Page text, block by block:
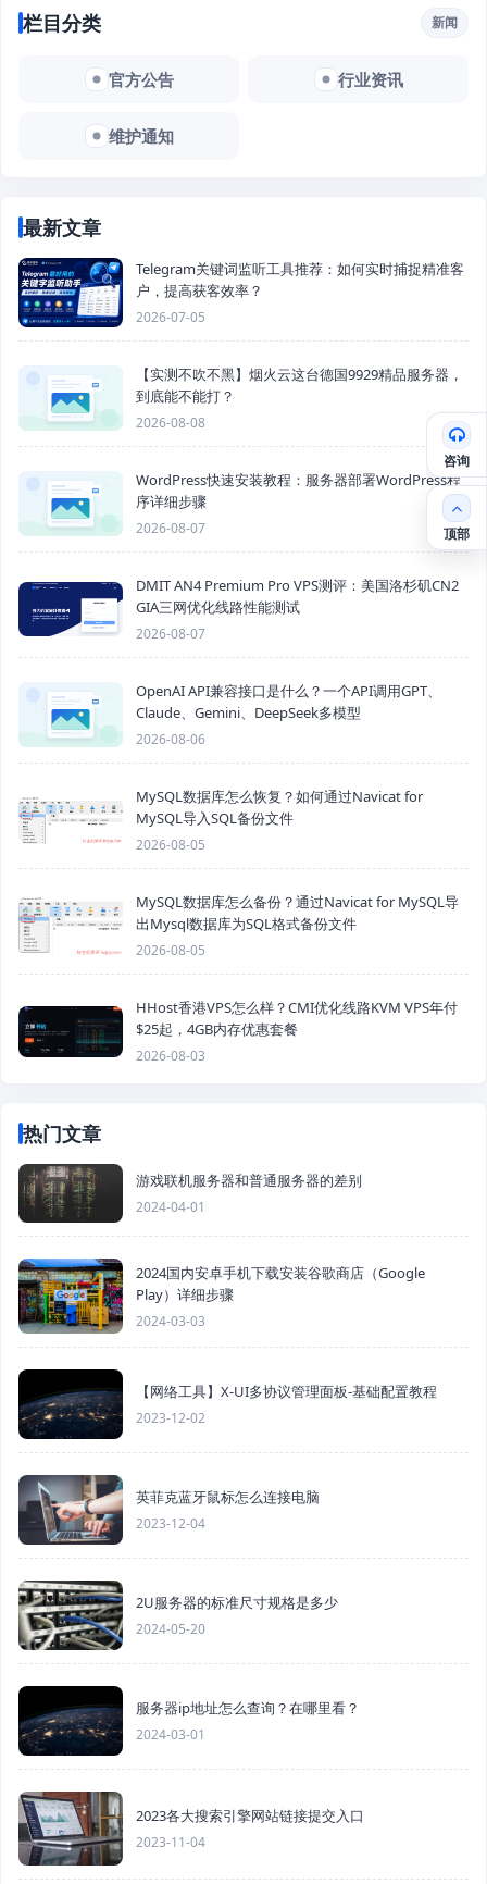
栏目分类 新闻
官方公告 行业资讯
维护通知
最新文章
Telegram关键词监听工具推荐：如何实时捕捉精准客
户，提高获客效率？
2026-07-05
【实测不吹不黑】烟火云这台德国9929精品服务器，
到底能不能打？
2026-08-08
WordPress快速安装教程：服务器部署WordPress程
序详细步骤
2026-08-07
DMIT AN4 Premium Pro VPS测评：美国洛杉矶CN2
GIA三网优化线路性能测试
2026-08-07
OpenAI API兼容接口是什么？一个API调用GPT、
Claude、Gemini、DeepSeek多模型
2026-08-06
MySQL数据库怎么恢复？如何通过Navicat for
MySQL导入SQL备份文件
2026-08-05
MySQL数据库怎么备份？通过Navicat for MySQL导
出Mysql数据库为SQL格式备份文件
2026-08-05
HHost香港VPS怎么样？CMI优化线路KVM VPS年付
$25起，4GB内存优惠套餐
2026-08-03
热门文章
游戏联机服务器和普通服务器的差别
2024-04-01
2024国内安卓手机下载安装谷歌商店（Google
Play）详细步骤
2024-03-03
【网络工具】X-UI多协议管理面板-基础配置教程
2023-12-02
英菲克蓝牙鼠标怎么连接电脑
2023-12-04
2U服务器的标准尺寸规格是多少
2024-05-20
服务器ip地址怎么查询？在哪里看？
2024-03-01
2023各大搜索引擎网站链接提交入口
2023-11-04
咨询
顶部